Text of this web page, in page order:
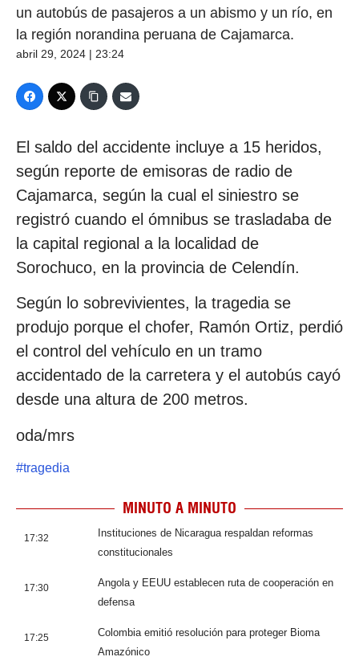
un autobús de pasajeros a un abismo y un río, en
la región norandina peruana de Cajamarca.
abril 29, 2024 | 23:24
El saldo del accidente incluye a 15 heridos,
según reporte de emisoras de radio de
Cajamarca, según la cual el siniestro se
registró cuando el ómnibus se trasladaba de
la capital regional a la localidad de
Sorochuco, en la provincia de Celendín.
Según lo sobrevivientes, la tragedia se
produjo porque el chofer, Ramón Ortiz, perdió
el control del vehículo en un tramo
accidentado de la carretera y el autobús cayó
desde una altura de 200 metros.
oda/mrs
#tragedia
MINUTO A MINUTO
17:32
Instituciones de Nicaragua respaldan reformas
constitucionales
17:30
Angola y EEUU establecen ruta de cooperación en
defensa
17:25
Colombia emitió resolución para proteger Bioma
Amazónico